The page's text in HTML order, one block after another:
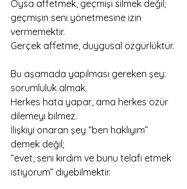
Oysa affetmek, geçmişi silmek değil;
geçmişin seni yönetmesine izin
vermemektir.
Gerçek affetme, duygusal özgürlüktür.
Bu aşamada yapılması gereken şey:
sorumluluk almak.
Herkes hata yapar, ama herkes özür
dilemeyi bilmez.
İlişkiyi onaran şey “ben haklıyım”
demek değil;
“evet, seni kırdım ve bunu telafi etmek
istiyorum” diyebilmektir.